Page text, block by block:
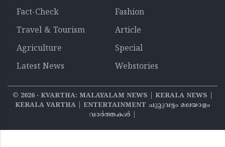
Fact-Check
Fashion
Travel & Tourism
Article
Agriculture
Special
Latest News
Webstories
© 2026‧ KVARTHA: MALAYALAM NEWS | KERALA NEWS |
KERALA VARTHA | ENTERTAINMENT ചുറ്റുവട്ടം മലയാളം
വാര്‍ത്തകൾ |